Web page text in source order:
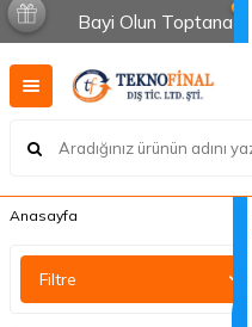
Bayi Olun Toptana
Anasayfa
Filtre